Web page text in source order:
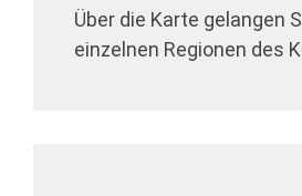
Über die Karte gelangen
einzelnen Regionen des